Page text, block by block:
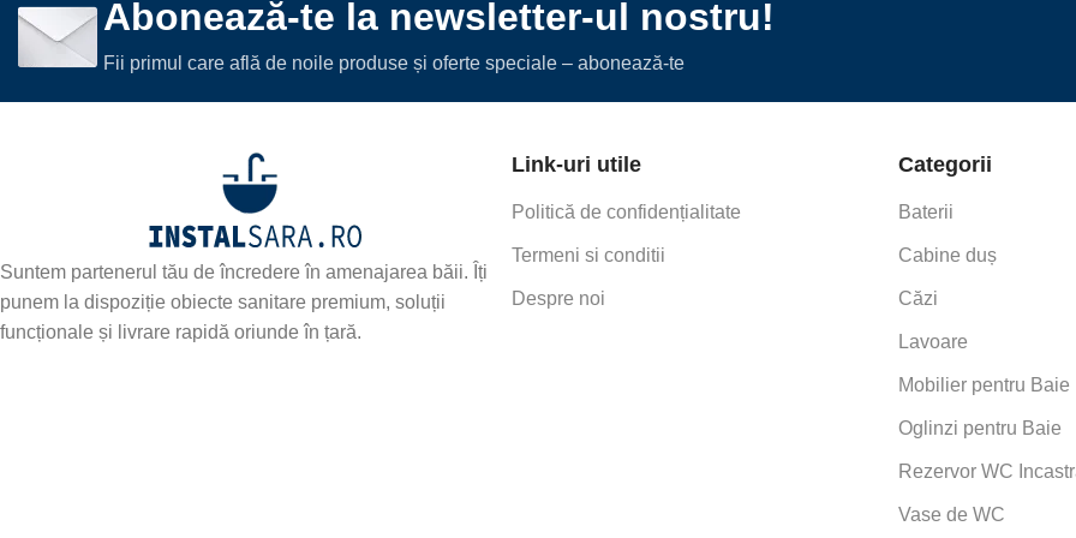
Abonează-te la newsletter-ul nostru!
Fii primul care află de noile produse și oferte speciale – abonează-te
Suntem partenerul tău de încredere în amenajarea băii. Îți
punem la dispoziție obiecte sanitare premium, soluții
funcționale și livrare rapidă oriunde în țară.
Link-uri utile
Politică de confidențialitate
Termeni si conditii
Despre noi
Categorii
Baterii
Cabine duș
Căzi
Lavoare
Mobilier pentru Baie
Oglinzi pentru Baie
Rezervor WC
Vase de WC